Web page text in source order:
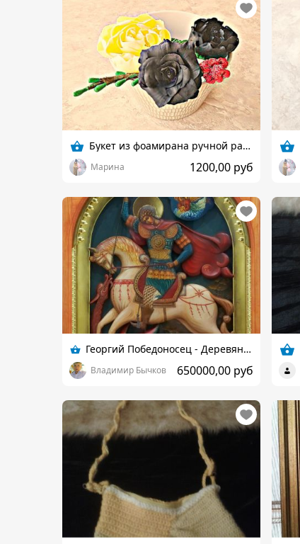
Букет из фоамирана ручной работы
Марина 1200,00 руб
Георгий Победоносец - Деревянная скульптура
Владимир Бычков 650000,00 руб